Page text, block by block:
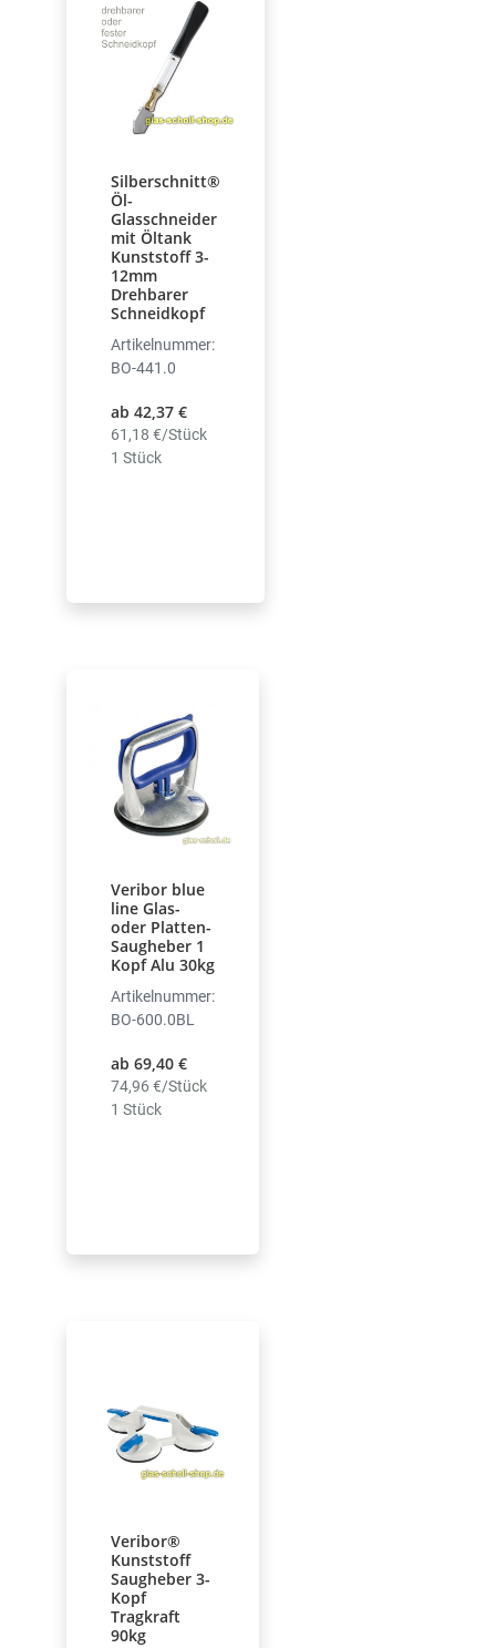
Silberschnitt®
Öl-
Glasschneider
mit Öltank
Kunststoff 3-
12mm
Drehbarer
Schneidkopf
Artikelnummer:
BO-441.0
ab 42,37 €
61,18 €/Stück
1 Stück
Veribor blue
line Glas-
oder Platten-
Saugheber 1
Kopf Alu 30kg
Artikelnummer:
BO-600.0BL
ab 69,40 €
74,96 €/Stück
1 Stück
Veribor®
Kunststoff
Saugheber 3-
Kopf
Tragkraft
90kg